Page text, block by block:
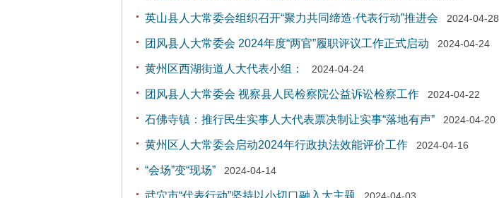
英山县人大常委会组织召开“聚力共同缔造·代表行动”推进会 2024-04-28
团风县人大常委会 2024年度“两官”履职评议工作正式启动 2024-04-24
黄州区西湖街道人大代表小组： 2024-04-24
团风县人大常委会 视察县人民检察院公益诉讼检察工作 2024-04-22
石佛寺镇：推行民生实事人大代表票决制让实事“落地有声” 2024-04-20
黄州区人大常委会启动2024年行政执法效能评价工作 2024-04-16
“会场”变“现场” 2024-04-14
武穴市“代表行动”坚持以小切口融入大主题